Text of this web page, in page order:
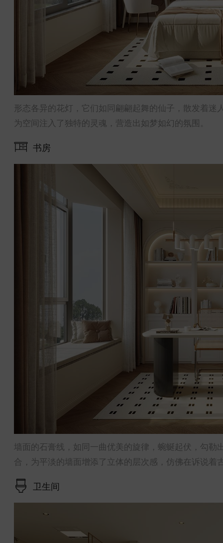
形态各异的花灯，它们如同翩翩起舞的仙子，散发着
为空间注入了独特的灵魂，营造出如梦如幻的氛围。
书房
墙面的石膏线，如同一曲优美的旋律，蜿蜒起伏，勾
合，为平淡的墙面增添了立体的层次感，仿佛在诉说着
卫生间